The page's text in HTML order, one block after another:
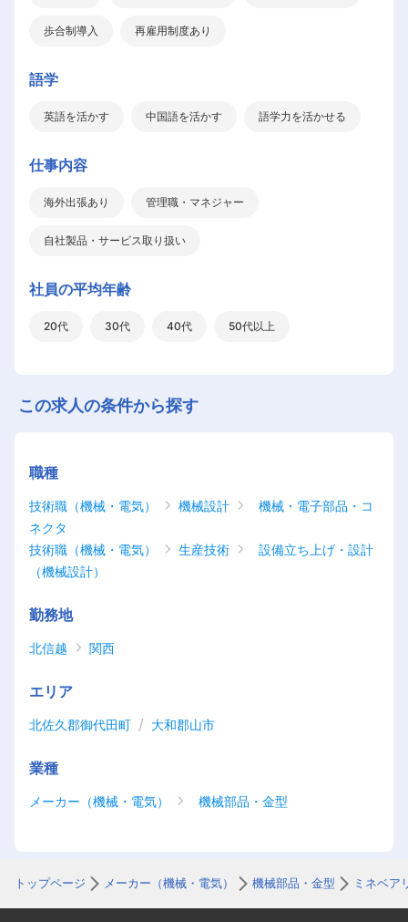
歩合制導入 再雇用制度あり
語学
英語を活かす 中国語を活かす 語学力を活かせる
仕事内容
海外出張あり 管理職・マネジャー
自社製品・サービス取り扱い
社員の平均年齢
20代 30代 40代 50代以上
この求人の条件から探す
職種
技術職（機械・電気） 機械設計
機械・電子部品・コ
ネクタ
技術職（機械・電気）
生産技術
設備立ち上げ・設計
（機械設計）
勤務地
北信越 関西
エリア
北佐久郡御代田町 / 大和郡山市
業種
メーカー（機械・電気） 機械部品・金型
トップページ メーカー（機械・電気） 機械部品・金型 ミネベア